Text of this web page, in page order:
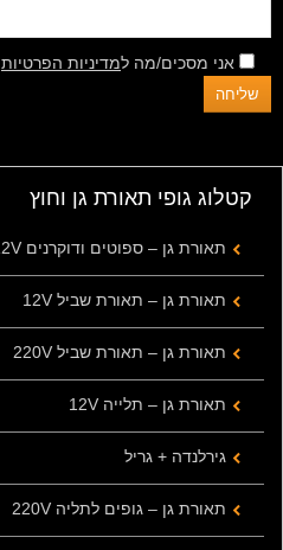
אני מסכים/מה למדיניות הפרטיות
קטלוג גופי תאורת גן וחוץ
תאורת גן – ספוטים ודוקרנים 12V
תאורת גן – תאורת שביל 12V
תאורת גן – תאורת שביל 220V
תאורת גן – תלייה 12V
גירלנדה + גריל
תאורת גן – גופים לתליה 220V